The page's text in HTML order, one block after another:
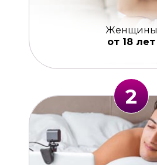
Женщины
от 18 лет
2